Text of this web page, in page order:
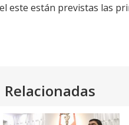
este están previstas las
Relacionadas